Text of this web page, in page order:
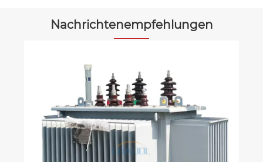
Nachrichtenempfehlungen